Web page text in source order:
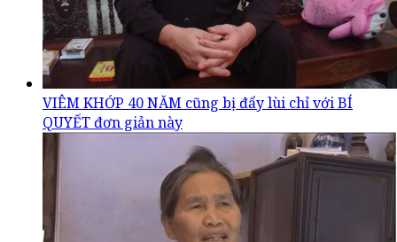
VIÊM KHỚP 40 NĂM cũng bị đẩy lùi chỉ với BÍ
QUYẾT đơn giản này